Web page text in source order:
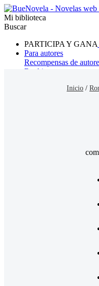
Mi biblioteca
Buscar
PARTICIPA Y GANA
Para autores
Recompensas de
Ranking
Inicio /